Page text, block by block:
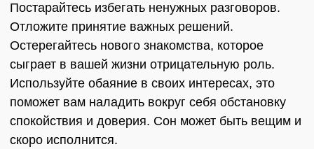
Постарайтесь избегать ненужных разговоров.
Отложите принятие важных решений.
Остерегайтесь нового знакомства, которое
сыграет в вашей жизни отрицательную роль.
Используйте обаяние в своих интересах, это
поможет вам наладить вокруг себя обстановку
спокойствия и доверия. Сон может быть вещим и
скоро исполнится.